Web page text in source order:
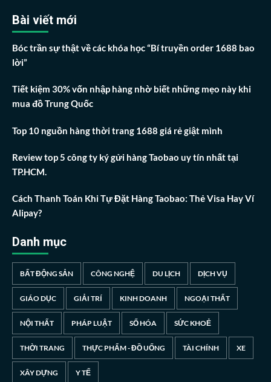
Bài viết mới
Bóc trần sự thật về các khóa học “Bí truyền order 1688 bao
lời”
Tiết kiệm 30% vốn nhập hàng nhờ biết những mẹo này khi
mua đồ Trung Quốc
Top 10 nguồn hàng thời trang 1688 giá rẻ giật mình
Review top 5 công ty ký gửi hàng Taobao uy tín nhất tại
TP.HCM.
Cách Thanh Toán Khi Tự Đặt Hàng Taobao: Thẻ Visa Hay Ví
Alipay?
Danh mục
BẤT ĐỘNG SẢN CÔNG NGHỆ DU LỊCH DỊCH VỤ
GIÁO DỤC GIẢI TRÍ KINH DOANH NGOẠI THẤT
NỘI THẤT PHÁP LUẬT SỐ HÓA SỨC KHOẺ
THỜI TRANG THỰC PHẨM - ĐỒ UỐNG TÀI CHÍNH XE
XÂY DỰNG Y TẾ